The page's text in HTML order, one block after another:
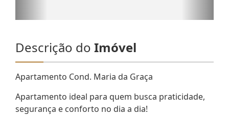
Descrição do Imóvel
Apartamento Cond. Maria da Graça
Apartamento ideal para quem busca praticidade,
segurança e conforto no dia a dia!